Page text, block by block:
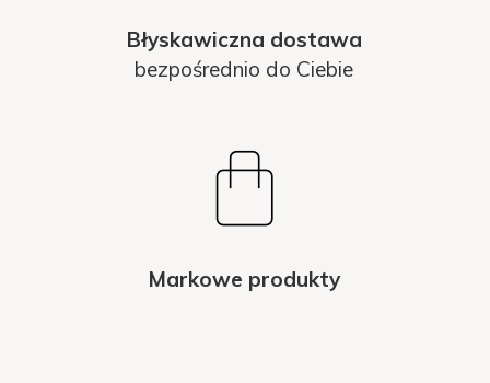
Błyskawiczna dostawa
bezpośrednio do Ciebie
Markowe produkty